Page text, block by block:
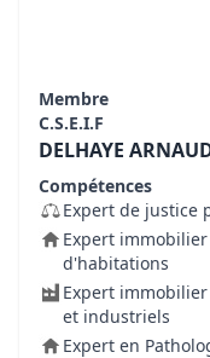
Membre
C.S.E.I.F
DELHAYE
Compétences
Expert de justice
Expert
d'habitations
Expert
et industriels
Expert en